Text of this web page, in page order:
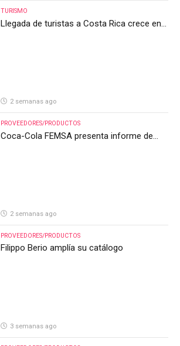
TURISMO
Llegada de turistas a Costa Rica crece en
2 semanas ago
PROVEEDORES/PRODUCTOS
Coca-Cola FEMSA presenta informe de
2 semanas ago
PROVEEDORES/PRODUCTOS
Filippo Berio amplía su catálogo
3 semanas ago